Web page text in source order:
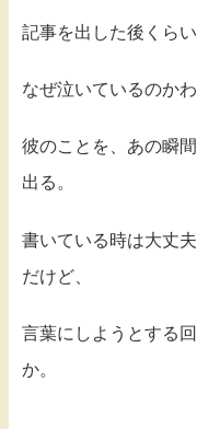
記事を出した後くら
なぜ泣いているのか
彼のことを、あの瞬
出る。
書いている時は大丈
だけど、
言葉にしようとする
か。